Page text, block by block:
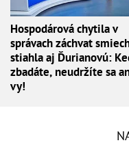
Hospodárová chytila v
správach záchvat
stiahla aj Ďurianovú:
zbadáte, neudržíte sa
vy!